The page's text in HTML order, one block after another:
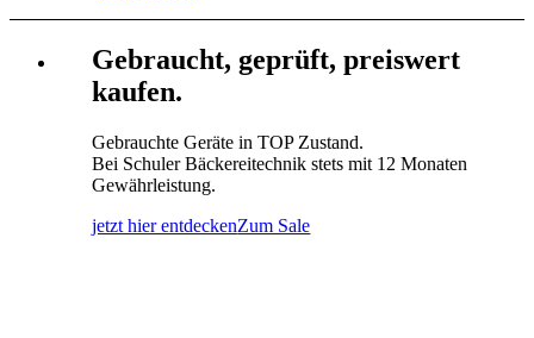
Gebraucht, geprüft, preiswert
kaufen.
Gebrauchte Geräte in TOP Zustand.
Bei Schuler Bäckereitechnik stets mit 12 Monaten
Gewährleistung.
jetzt hier entdeckenZum Sale